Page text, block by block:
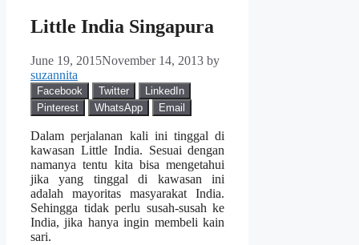
Little India Singapura
June 19, 2015November 14, 2013 by
suzannita
Facebook Twitter
LinkedIn
Pinterest
WhatsApp Email
Dalam perjalanan kali ini tinggal di
kawasan Little India. Sesuai dengan
namanya tentu kita bisa mengetahui
jika yang tinggal di kawasan ini
adalah mayoritas masyarakat India.
Sehingga tidak perlu susah-susah ke
India, jika hanya ingin membeli kain
sari.